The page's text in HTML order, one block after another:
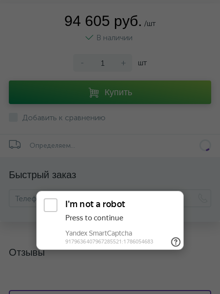
94 605 руб. /шт
В наличии
- + шт
Купить
Добавить к сравнению
Определяем...
Быстрый заказ
Отзывы